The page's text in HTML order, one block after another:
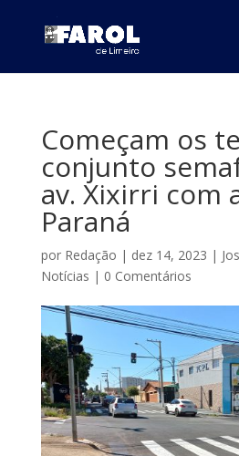
Começam os
conjunto
av. Xixirri com
Paraná
por Redação | dez 14, 2023 |
Notícias | 0 Comentários